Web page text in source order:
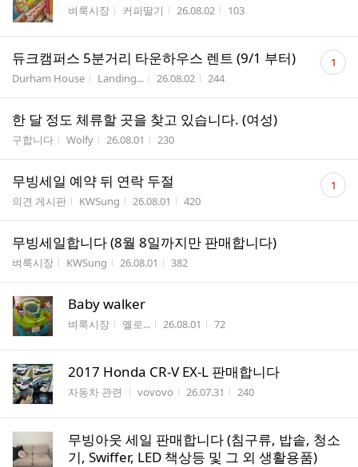
게시판명
벼룩시장 작성자
커피딸기 작성시간
26.08.02 조회수
103
듀크캠퍼스 5분거리 타운하우스 렌트 (9/1 부터)
게시판명
Durham House 작성자
Landing... 작성시간
26.08.02 조회수
244
댓
글 1
한 달 정도 체류할 곳을 찾고 있습니다. (여성)
게시판명
구합니다 작성자
Wolfy 작성시간
26.08.01 조회수
230
무빙세일 예약 뒤 연락 두절
게시판명
의견 게시판 작성자
KWSung 작성시간
26.08.01 조회수
420
댓
글 1
무빙세일합니다 (8월 8일까지만 판매합니다)
게시판명
벼룩시장 작성자
KWSung 작성시간
26.08.01 조회수
382
Baby walker
게시판명
벼룩시장 작성자
옐로... 작성시간
26.08.01 조회수
72
2017 Honda CR-V EX-L 판매합니다
게시판명
자동차 관련 작성자
vovovo 작성시간
26.07.31 조회수
240
무빙아웃 세일 판매합니다 (침구류, 밥솥, 청소
기, Swiffer, LED 책상등 및 그 외 생활용품)